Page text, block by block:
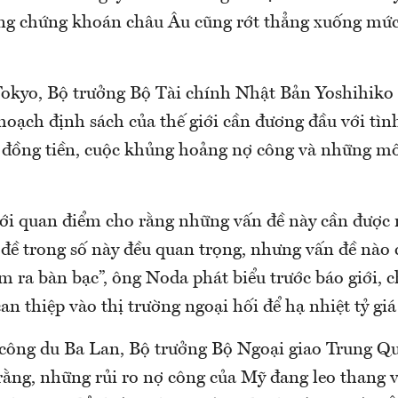
chứng khoán châu Âu cũng rớt thẳng xuống
Bộ trưởng Bộ Tài chính Nhật Bản Yoshihiko
định sách của thế giới cần đương đầu với
tiền, cuộc khủng hoảng nợ công và những
quan điểm cho rằng những vấn đề này cần được
trong số này đều quan trọng, nhưng vấn đề nào
ra bàn bạc”, ông Noda phát biểu trước báo giới,
thiệp vào thị trường ngoại hối để hạ nhiệt tỷ giá
du Ba Lan, Bộ trưởng Bộ Ngoại giao Trung
những rủi ro nợ công của Mỹ đang leo thang